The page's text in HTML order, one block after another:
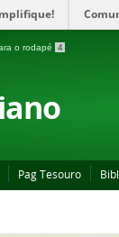
o rodapé 4
Pag Tesouro